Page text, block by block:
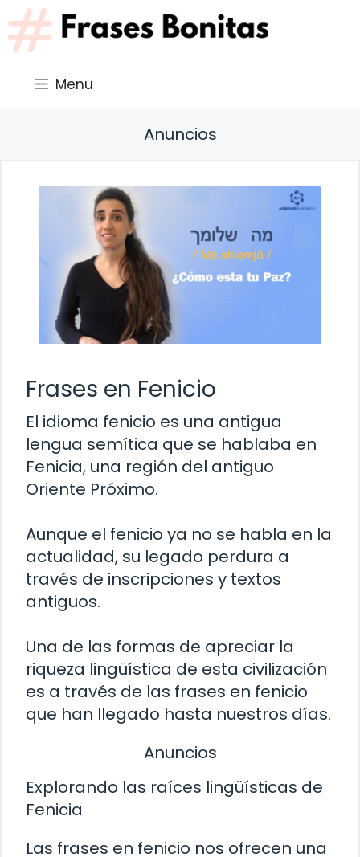
Saltar
al
contenido
Menu
Anuncios
Frases en Fenicio
El idioma fenicio es una antigua
lengua semítica que se hablaba en
Fenicia, una región del antiguo
Oriente Próximo.
Aunque el fenicio ya no se habla en la
actualidad, su legado perdura a
través de inscripciones y textos
antiguos.
Una de las formas de apreciar la
riqueza lingüística de esta civilización
es a través de las frases en fenicio
que han llegado hasta nuestros días.
Anuncios
Explorando las raíces lingüísticas de
Fenicia
Las frases en fenicio nos ofrecen una